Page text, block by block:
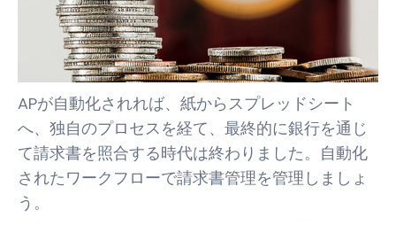
APが自動化されれば、紙からスプレッドシート
へ、独自のプロセスを経て、最終的に銀行を通じ
て請求書を照合する時代は終わりました。自動化
されたワークフローで請求書管理を管理しましょ
う。